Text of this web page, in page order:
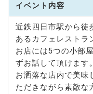
イベント内容
近鉄四日市駅から徒
あるカフェレストラ
お店には5つの小部
ずお話して頂けます。
お洒落な店内で美味
ただきながら素敵な